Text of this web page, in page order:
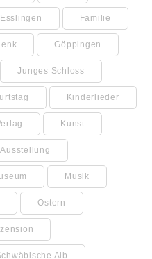
Esslingen Familie
Göppingen
Junges Schloss
Kinderlieder
Kunst
Musik
Ostern
Alb